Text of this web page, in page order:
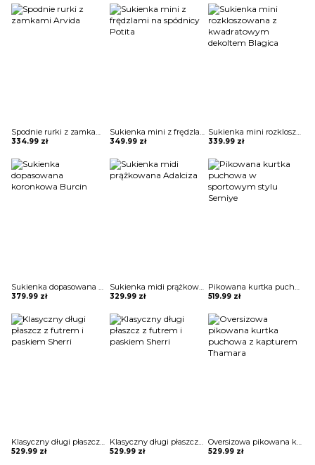
334.99 zł 349.99 zł
Sukienka mini rozkloszowana z kwadratowym dekoltem Blagica
339.99 zł
379.99 zł
Sukienka midi prążkowana Adalciza
329.99 zł 519.99 zł
529.99 zł
Klasyczny długi płaszcz z futrem i paskiem Sherri
529.99 zł 529.99 zł